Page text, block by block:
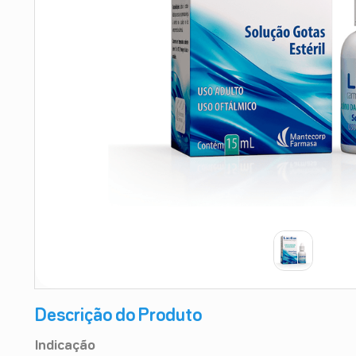
Descrição do Produto
Indicação
10ºshampoo